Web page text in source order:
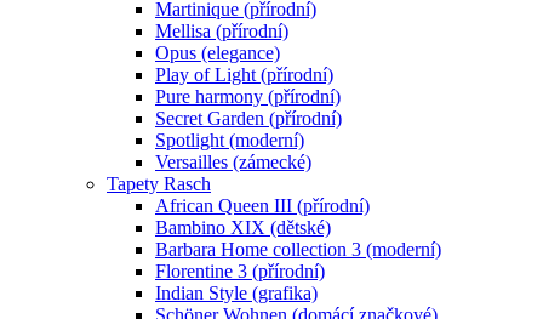
Martinique (přírodní)
Mellisa (přírodní)
Opus (elegance)
Play of Light (přírodní)
Pure harmony (přírodní)
Secret Garden (přírodní)
Spotlight (moderní)
Versailles (zámecké)
Tapety Rasch
African Queen III (přírodní)
Bambino XIX (dětské)
Barbara Home collection 3 (moderní)
Florentine 3 (přírodní)
Indian Style (grafika)
Schöner Wohnen (domácí značkové)